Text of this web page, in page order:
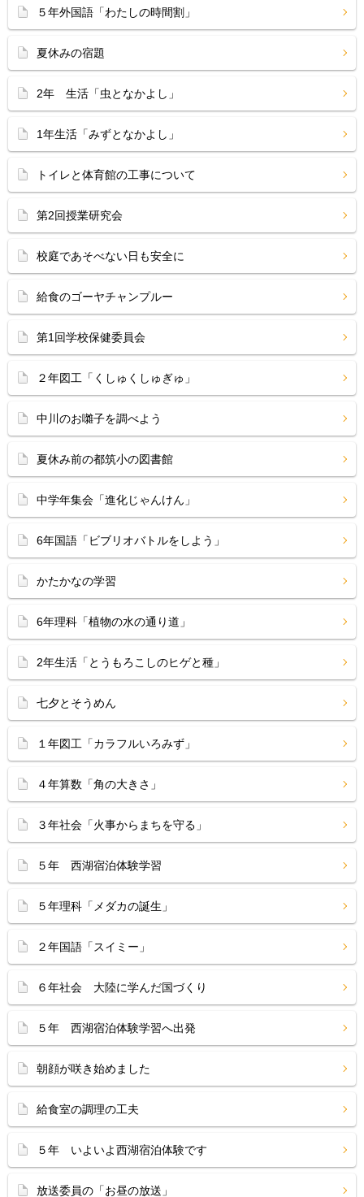
５年外国語「わたしの時間割」
夏休みの宿題
2年 生活「虫となかよし」
1年生活「みずとなかよし」
トイレと体育館の工事について
第2回授業研究会
校庭であそべない日も安全に
給食のゴーヤチャンプルー
第1回学校保健委員会
２年図工「くしゅくしゅぎゅ」
中川のお囃子を調べよう
夏休み前の都筑小の図書館
中学年集会「進化じゃんけん」
6年国語「ビブリオバトルをしよう」
かたかなの学習
6年理科「植物の水の通り道」
2年生活「とうもろこしのヒゲと種」
七夕とそうめん
１年図工「カラフルいろみず」
４年算数「角の大きさ」
３年社会「火事からまちを守る」
５年 西湖宿泊体験学習
５年理科「メダカの誕生」
２年国語「スイミー」
６年社会 大陸に学んだ国づくり
５年 西湖宿泊体験学習へ出発
朝顔が咲き始めました
給食室の調理の工夫
５年 いよいよ西湖宿泊体験です
放送委員の「お昼の放送」